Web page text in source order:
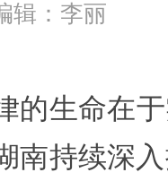
辑：李丽
的生命在
南持续深